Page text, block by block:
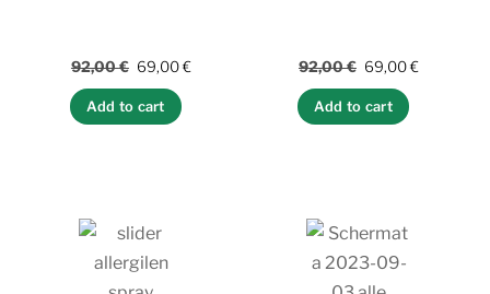
92,00€ Il
prezzo
originale
69,00€Il
Add to cart
92,00€ Il
prezzo
originale
69,00€Il
Add to cart